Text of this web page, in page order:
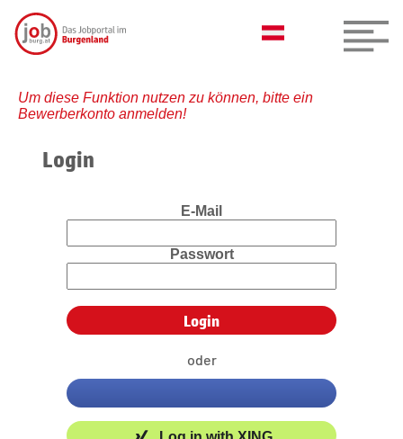
Um diese Funktion nutzen zu können, bitte ein
Bewerberkonto anmelden!
Login
E-Mail
Passwort
oder